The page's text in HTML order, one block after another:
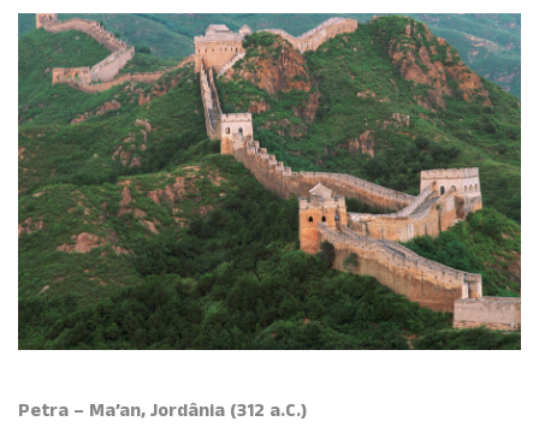
Petra – Ma’an, Jordânia (312 a.C.)